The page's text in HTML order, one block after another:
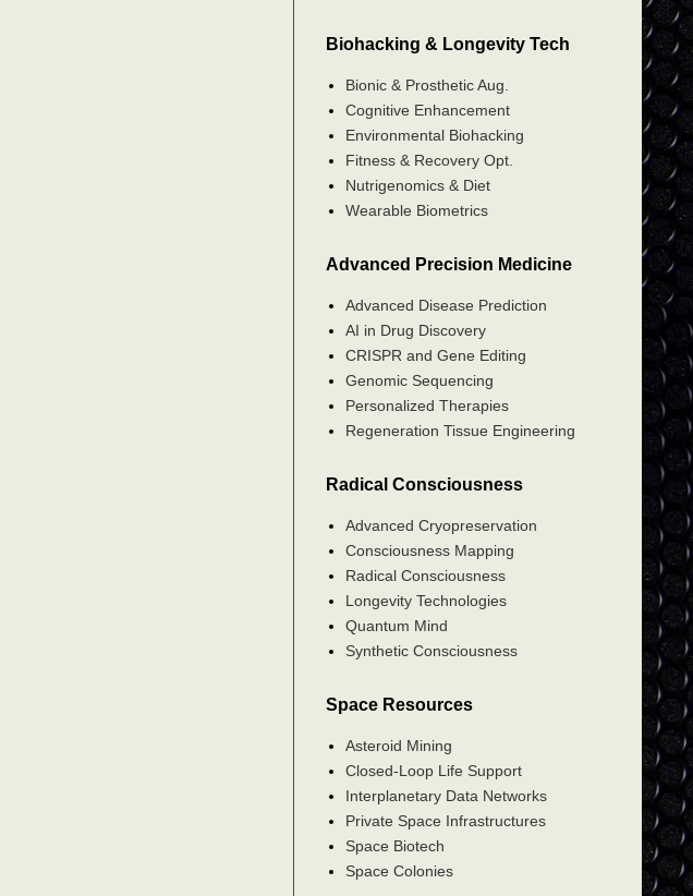
Biohacking & Longevity Tech
Bionic & Prosthetic Aug.
Cognitive Enhancement
Environmental Biohacking
Fitness & Recovery Opt.
Nutrigenomics & Diet
Wearable Biometrics
Advanced Precision Medicine
Advanced Disease Prediction
AI in Drug Discovery
CRISPR and Gene Editing
Genomic Sequencing
Personalized Therapies
Regeneration Tissue Engineering
Radical Consciousness
Advanced Cryopreservation
Consciousness Mapping
Radical Consciousness
Longevity Technologies
Quantum Mind
Synthetic Consciousness
Space Resources
Asteroid Mining
Closed-Loop Life Support
Interplanetary Data Networks
Private Space Infrastructures
Space Biotech
Space Colonies